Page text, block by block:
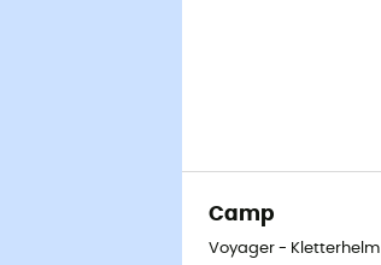
Camp
Voyager - Kletterhelm